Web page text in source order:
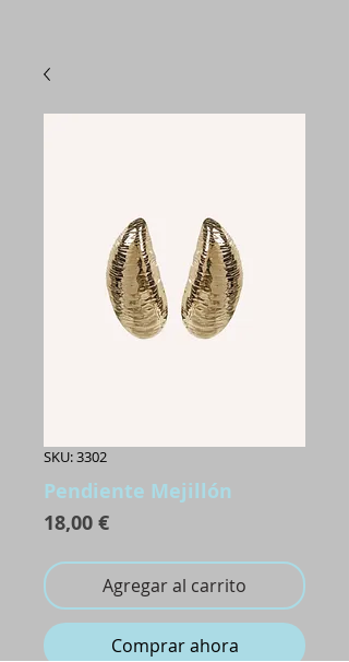
SKU: 3302
Pendiente Mejillón
18,00 €Precio
Agregar al carrito
Comprar ahora